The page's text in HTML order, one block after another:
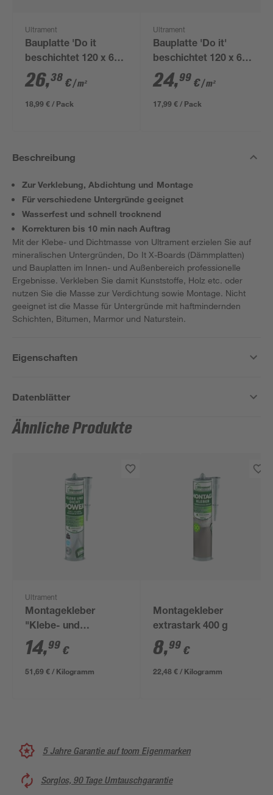
Ultrament
Bauplatte 'Do it
beschichtet 120 x 60
x 2 cm
26,38 €/ m²
18,99 € / Pack
Ultrament
Bauplatte 'Do it'
beschichtet 120 x 60
x 1 cm
24,99 €/ m²
17,99 € / Pack
Beschreibung
Zur Verklebung, Abdichtung und Montage
Für verschiedene Untergründe geeignet
Wasserfest und schnell trocknend
Korrekturen bis 10 min nach Auftrag
Mit der Klebe- und Dichtmasse von Ultrament erzielen Sie auf
mineralischen Untergründen, Do It X-Boards (Dämmplatten)
und Bauplatten im Innen- und Außenbereich professionelle
Ergebnisse. Verkleben Sie damit Kunststoffe, Holz etc. oder
nutzen Sie die Masse zur Verdichtung sowie Montage. Nicht
geeignet ist die Masse für Untergründe mit haftmindernden
Schichten, Bitumen, Marmor und Naturstein.
Eigenschaften
Datenblätter
Ähnliche Produkte
Ultrament
Montagekleber
"Klebe- und
Dichtpower" 3in1 290
g
14,99 €
51,69 € / Kilogramm
Montagekleber
extrastark 400 g
8,99 €
22,48 € / Kilogramm
5 Jahre Garantie auf toom Eigenmarken
Sorglos, 90 Tage Umtauschgarantie